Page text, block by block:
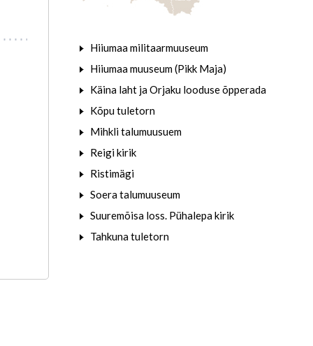
Hiiumaa militaarmuuseum
Hiiumaa muuseum (Pikk Maja)
Käina laht ja Orjaku looduse õpperada
Kõpu tuletorn
Mihkli talumuusuem
Reigi kirik
Ristimägi
Soera talumuuseum
Suuremõisa loss. Pühalepa kirik
Tahkuna tuletorn